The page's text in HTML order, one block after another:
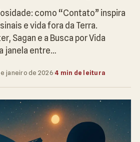
como “Contato” inspira
e vida fora da Terra.
Sagan e a Busca por Vida
janela entre…
janeiro de 2026·4 min de leitura